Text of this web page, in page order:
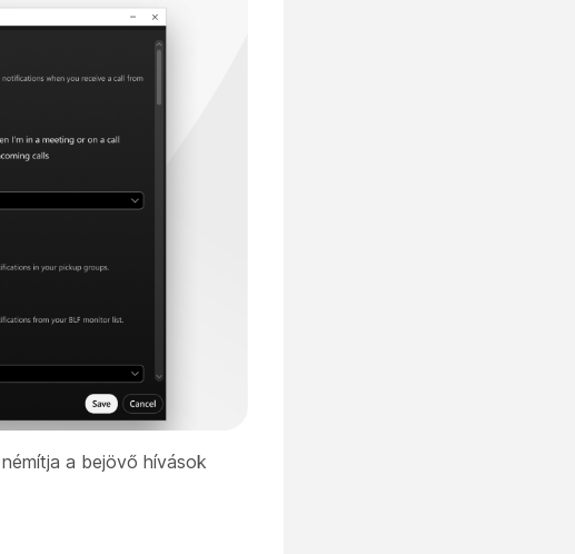
a bejövő hívások